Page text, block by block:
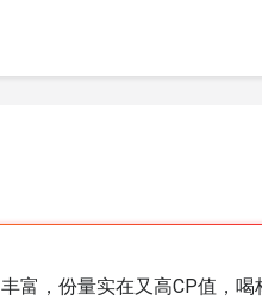
富，份量实在又高CP值，喝